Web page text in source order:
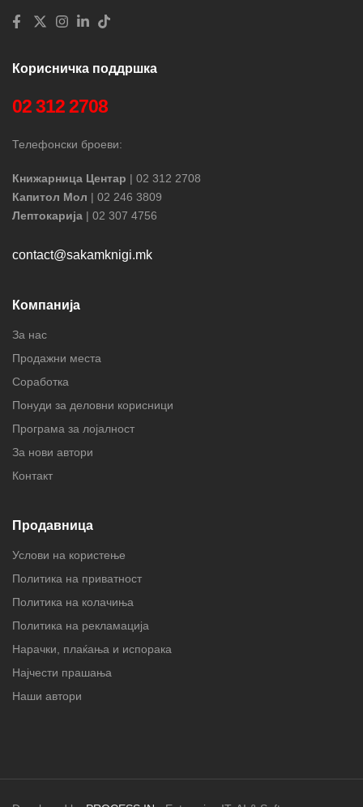
Корисничка поддршка
02 312 2708
Телефонски броеви:
Книжарница Центар | 02 312 2708
Капитол Мол | 02 246 3809
Лептокарија | 02 307 4756
contact@sakamknigi.mk
Компанија
За нас
Продажни места
Соработка
Понуди за деловни корисници
Програма за лојалност
За нови автори
Контакт
Продавница
Услови на користење
Политика на приватност
Политика на колачиња
Политика на рекламација
Нарачки, плаќања и испорака
Најчести прашања
Наши автори